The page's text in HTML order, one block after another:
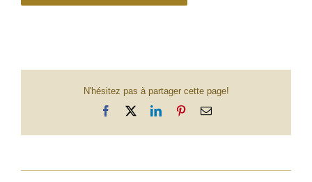
N'hésitez pas à partager cette page!
Facebook LinkedInPinterestEmail